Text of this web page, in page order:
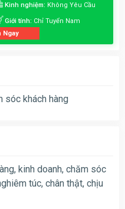
Kinh nghiệm: Không Yêu Cầu
Giới tính: Chỉ Tuyển Nam
Ngay
sóc khách hàng
kinh doanh, chăm sóc
túc, chân thật, chịu